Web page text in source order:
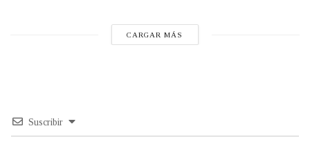
CARGAR MÁS
Suscribir